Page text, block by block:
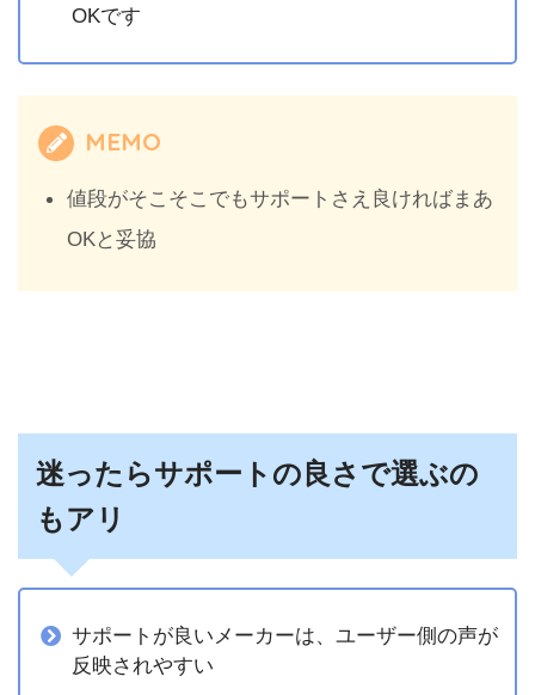
OKです
MEMO
値段がそこそこでもサポートさえ良ければまあ
OKと妥協
迷ったらサポートの良さで選ぶの
もアリ
サポートが良いメーカーは、ユーザー側の声が
反映されやすい